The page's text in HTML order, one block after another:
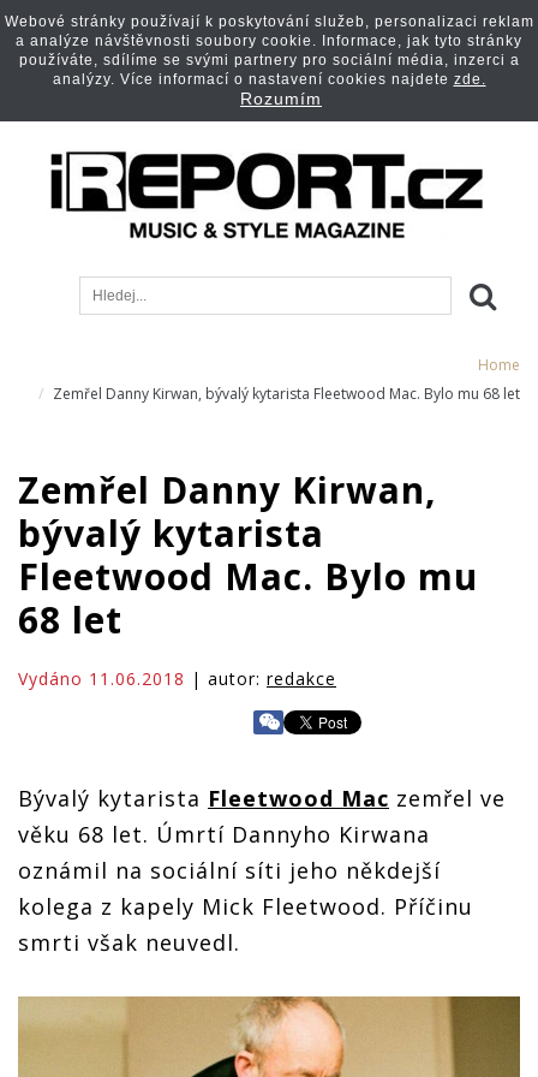
Home
Zemřel Danny Kirwan, bývalý kytarista Fleetwood Mac. Bylo mu 68 let
Zemřel Danny Kirwan,
bývalý kytarista
Fleetwood Mac. Bylo mu
68 let
Vydáno 11.06.2018 | autor: redakce
Bývalý kytarista Fleetwood Mac zemřel ve
věku 68 let. Úmrtí Dannyho Kirwana
oznámil na sociální síti jeho někdejší
kolega z kapely Mick Fleetwood. Příčinu
smrti však neuvedl.
Webové stránky používají k poskytování služeb, personalizaci reklam
a analýze návštěvnosti soubory cookie. Informace, jak tyto stránky
používáte, sdílíme se svými partnery pro sociální média, inzerci a
analýzy. Více informací o nastavení cookies najdete zde.
Rozumím